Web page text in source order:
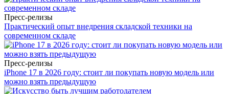
Пресс-релизы
Практический опыт внедрения складской техники на
современном складе
Пресс-релизы
iPhone 17 в 2026 году: стоит ли покупать новую модель или
можно взять предыдущую